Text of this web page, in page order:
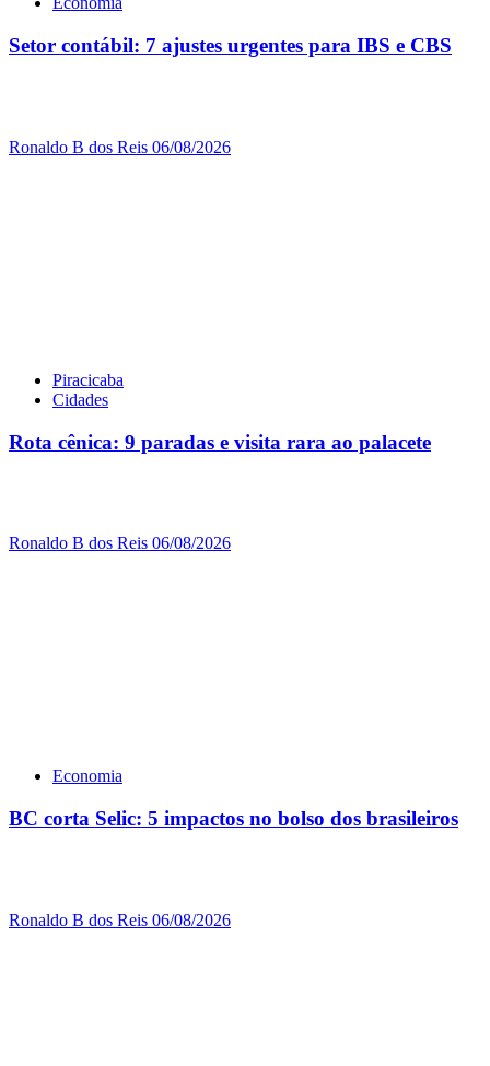
Setor contábil: 7 ajustes urgentes para IBS e CBS
Ronaldo B dos Reis 06/08/2026
Piracicaba
Cidades
Rota cênica: 9 paradas e visita rara ao palacete
Ronaldo B dos Reis 06/08/2026
Economia
BC corta Selic: 5 impactos no bolso dos brasileiros
Ronaldo B dos Reis 06/08/2026